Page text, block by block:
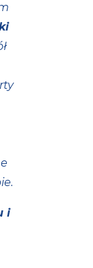
i